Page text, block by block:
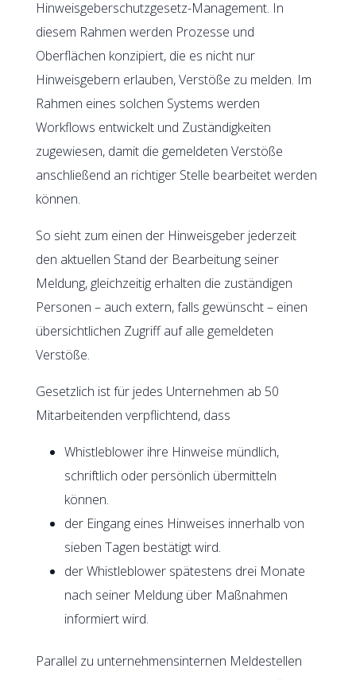
Hinweisgeberschutzgesetz-Management. In
diesem Rahmen werden Prozesse und
Oberflächen konzipiert, die es nicht nur
Hinweisgebern erlauben, Verstöße zu melden. Im
Rahmen eines solchen Systems werden
Workflows entwickelt und Zuständigkeiten
zugewiesen, damit die gemeldeten Verstöße
anschließend an richtiger Stelle bearbeitet werden
können.
So sieht zum einen der Hinweisgeber jederzeit
den aktuellen Stand der Bearbeitung seiner
Meldung, gleichzeitig erhalten die zuständigen
Personen – auch extern, falls gewünscht – einen
übersichtlichen Zugriff auf alle gemeldeten
Verstöße.
Gesetzlich ist für jedes Unternehmen ab 50
Mitarbeitenden verpflichtend, dass
Whistleblower ihre Hinweise mündlich,
schriftlich oder persönlich übermitteln
können.
der Eingang eines Hinweises innerhalb von
sieben Tagen bestätigt wird.
der Whistleblower spätestens drei Monate
nach seiner Meldung über Maßnahmen
informiert wird.
Parallel zu unternehmensinternen Meldestellen